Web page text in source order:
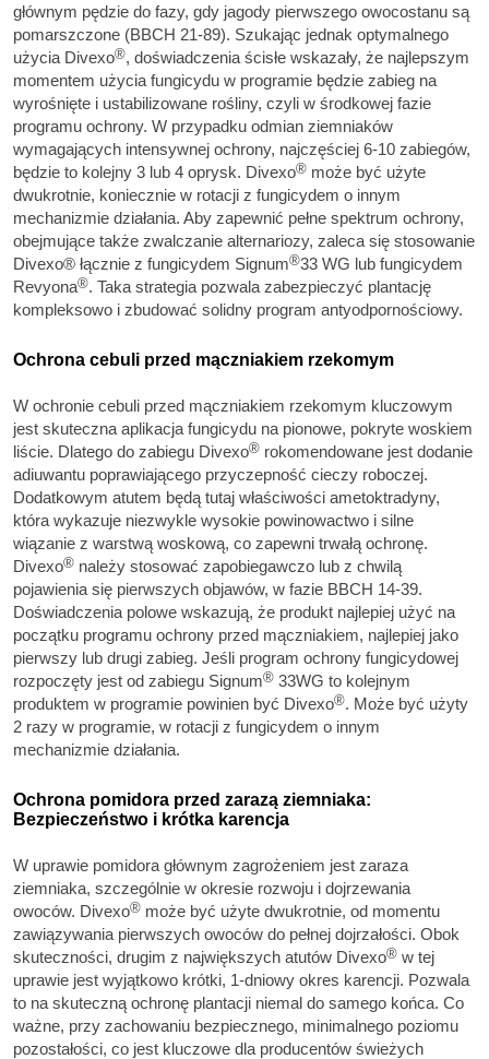
głównym pędzie do fazy, gdy jagody pierwszego owocostanu są
pomarszczone (BBCH 21-89). Szukając jednak optymalnego
użycia Divexo®, doświadczenia ścisłe wskazały, że najlepszym
momentem użycia fungicydu w programie będzie zabieg na
wyrośnięte i ustabilizowane rośliny, czyli w środkowej fazie
programu ochrony. W przypadku odmian ziemniaków
wymagających intensywnej ochrony, najczęściej 6-10 zabiegów,
będzie to kolejny 3 lub 4 oprysk. Divexo® może być użyte
dwukrotnie, koniecznie w rotacji z fungicydem o innym
mechanizmie działania. Aby zapewnić pełne spektrum ochrony,
obejmujące także zwalczanie alternariozy, zaleca się stosowanie
Divexo® łącznie z fungicydem Signum®33 WG lub fungicydem
Revyona®. Taka strategia pozwala zabezpieczyć plantację
kompleksowo i zbudować solidny program antyodpornościowy.
Ochrona cebuli przed mączniakiem rzekomym
W ochronie cebuli przed mączniakiem rzekomym kluczowym
jest skuteczna aplikacja fungicydu na pionowe, pokryte woskiem
liście. Dlatego do zabiegu Divexo® rokomendowane jest dodanie
adiuwantu poprawiającego przyczepność cieczy roboczej.
Dodatkowym atutem będą tutaj właściwości ametoktradyny,
która wykazuje niezwykle wysokie powinowactwo i silne
wiązanie z warstwą woskową, co zapewni trwałą ochronę.
Divexo® należy stosować zapobiegawczo lub z chwilą
pojawienia się pierwszych objawów, w fazie BBCH 14-39.
Doświadczenia polowe wskazują, że produkt najlepiej użyć na
początku programu ochrony przed mączniakiem, najlepiej jako
pierwszy lub drugi zabieg. Jeśli program ochrony fungicydowej
rozpoczęty jest od zabiegu Signum® 33WG to kolejnym
produktem w programie powinien być Divexo®. Może być użyty
2 razy w programie, w rotacji z fungicydem o innym
mechanizmie działania.
Ochrona pomidora przed zarazą ziemniaka:
Bezpieczeństwo i krótka karencja
W uprawie pomidora głównym zagrożeniem jest zaraza
ziemniaka, szczególnie w okresie rozwoju i dojrzewania
owoców. Divexo® może być użyte dwukrotnie, od momentu
zawiązywania pierwszych owoców do pełnej dojrzałości. Obok
skuteczności, drugim z największych atutów Divexo® w tej
uprawie jest wyjątkowo krótki, 1-dniowy okres karencji. Pozwala
to na skuteczną ochronę plantacji niemal do samego końca. Co
ważne, przy zachowaniu bezpiecznego, minimalnego poziomu
pozostałości, co jest kluczowe dla producentów świeżych